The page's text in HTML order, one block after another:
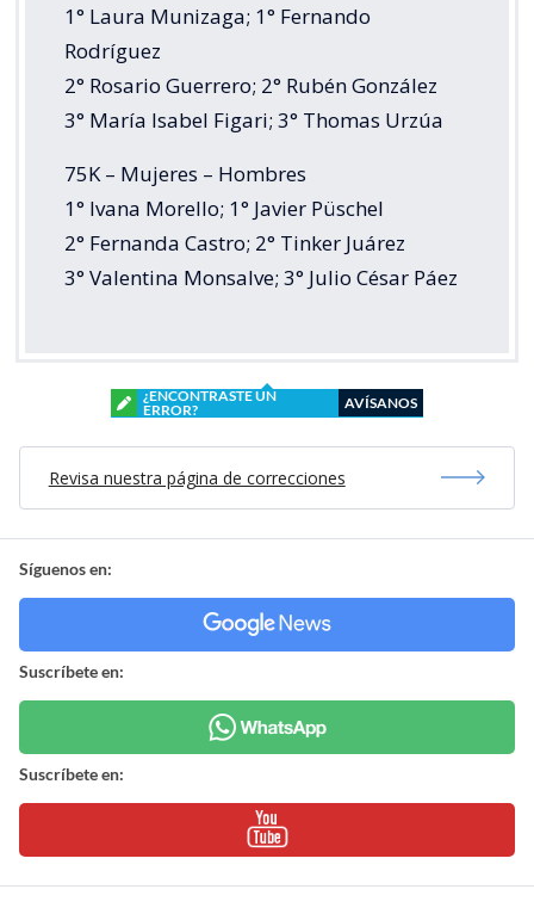
1° Laura Munizaga; 1° Fernando
Rodríguez
2° Rosario Guerrero; 2° Rubén González
3° María Isabel Figari; 3° Thomas Urzúa
75K – Mujeres – Hombres
1° Ivana Morello; 1° Javier Püschel
2° Fernanda Castro; 2° Tinker Juárez
3° Valentina Monsalve; 3° Julio César Páez
¿ENCONTRASTE UN
ERROR?
AVÍSANOS
Revisa nuestra página de correcciones
Síguenos en:
Suscríbete en:
Suscríbete en: